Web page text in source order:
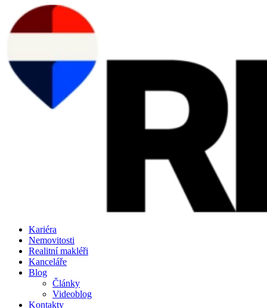
obsahu
Kariéra
Nemovitosti
Realitní makléři
Kanceláře
Blog
Články
Videoblog
Kontakty